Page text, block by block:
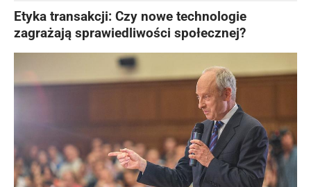
Etyka transakcji: Czy nowe technologie
zagrażają sprawiedliwości społecznej?